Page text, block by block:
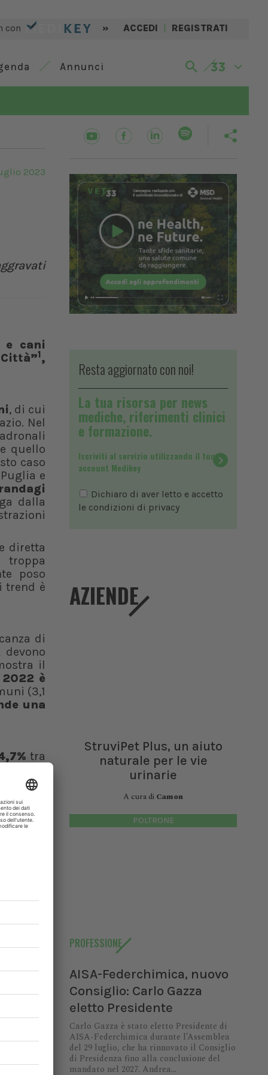
con » ACCEDI | REGISTRATI
Annunci
2023
e cani
1,
, di cui
Nel
e quello
caso
e
randagi
dalla
diretta
troppa
poso
trend è
di
il
è
(3,1
una
tra
quali
ha
cani
con
delle
4.881
Resta aggiornato con noi!
La tua risorsa per news
mediche, riferimenti clinici
e formazione.
Iscriviti al servizio utilizzando il tuo
account Medikey
Dichiaro di aver letto e accetto
le condizioni di privacy
AZIENDE
StruviPet Plus, un aiuto
naturale per le vie
urinarie
A cura di Camon
POLTRONE
PROFESSIONE
AISA-Federchimica, nuovo
Consiglio: Carlo Gazza
eletto Presidente
Carlo Gazza è stato eletto Presidente di
AISA-Federchimica durante l’Assemblea
del 29 luglio, che ha rinnovato il Consiglio
di Presidenza fino alla conclusione del
mandato nel 2027. Andrea...